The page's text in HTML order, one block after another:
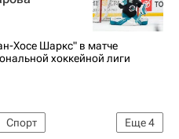
Хосе Шаркс" в матче
хоккейной лиги
Еще4
Спорт